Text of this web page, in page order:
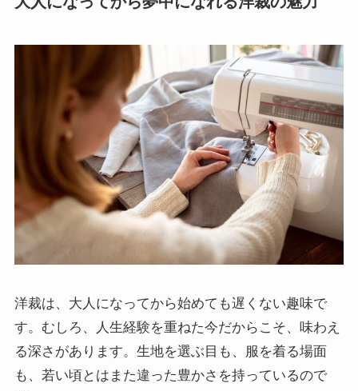
洋裁は、大人になってから始めても遅くない趣味で
す。むしろ、人生経験を重ねた今だからこそ、味わえ
る深さがあります。生地を選ぶ目も、服を着る場面
も、若い頃とはまた違った豊かさを持っているので